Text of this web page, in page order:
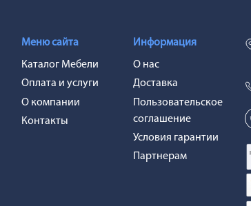
Меню сайта
Каталог Мебели
Оплата и услуги
О компании
Контакты
Информация
О нас
Доставка
Пользовательское
соглашение
Условия гарантии
Партнерам